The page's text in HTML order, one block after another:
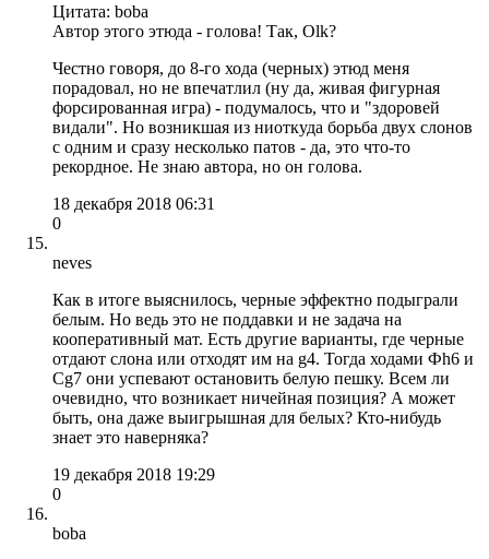
Цитата: boba
Автор этого этюда - голова! Так, Olk?
Честно говоря, до 8-го хода (черных) этюд меня
порадовал, но не впечатлил (ну да, живая фигурная
форсированная игра) - подумалось, что и "здоровей
видали". Но возникшая из ниоткуда борьба двух слонов
с одним и сразу несколько патов - да, это что-то
рекордное. Не знаю автора, но он голова.
18 декабря 2018 06:31
0
neves
Как в итоге выяснилось, черные эффектно подыграли
белым. Но ведь это не поддавки и не задача на
кооперативный мат. Есть другие варианты, где черные
отдают слона или отходят им на g4. Тогда ходами Фh6 и
Сg7 они успевают остановить белую пешку. Всем ли
очевидно, что возникает ничейная позиция? А может
быть, она даже выигрышная для белых? Кто-нибудь
знает это наверняка?
19 декабря 2018 19:29
0
boba